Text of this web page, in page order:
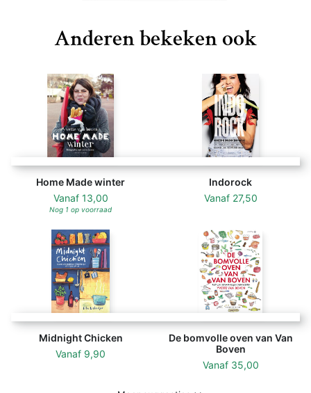
Anderen bekeken ook
Home Made winter
Vanaf 13,00
Nog 1 op voorraad
Indorock
Vanaf 27,50
Midnight Chicken
Vanaf 9,90
De bomvolle oven van Van
Boven
Vanaf 35,00